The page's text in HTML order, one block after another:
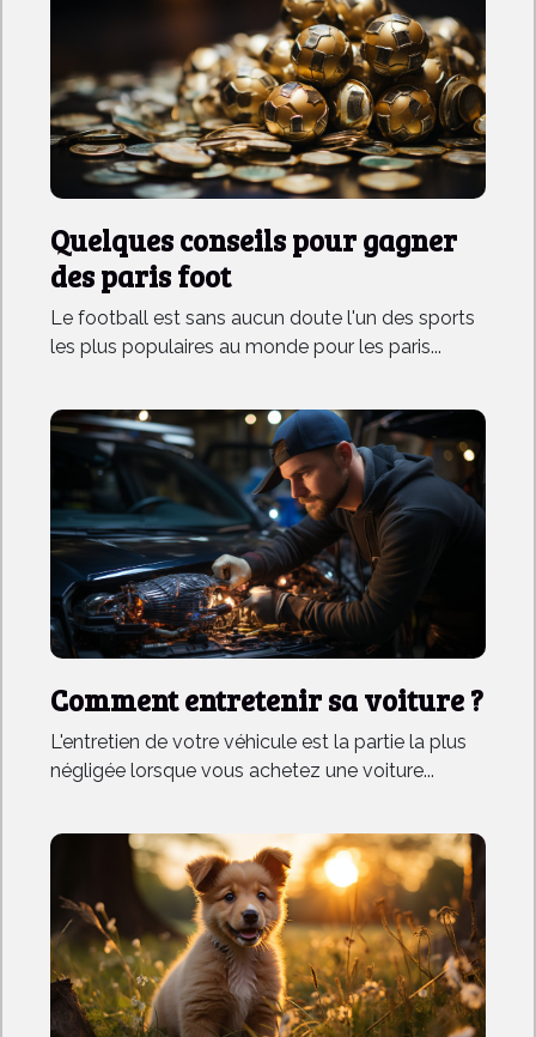
Quelques conseils pour gagner
des paris foot
Le football est sans aucun doute l'un des sports
les plus populaires au monde pour les paris...
Comment entretenir sa voiture ?
L'entretien de votre véhicule est la partie la plus
négligée lorsque vous achetez une voiture...